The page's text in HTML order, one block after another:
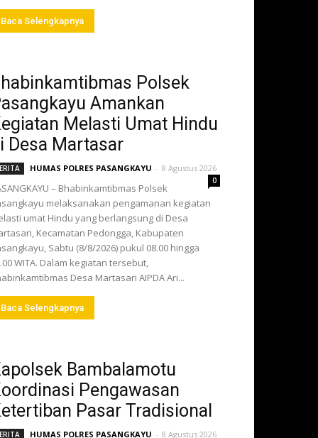
Baca Selengkapnya
Polsek
Amankan
Melasti Umat Hindu
Desa Martasar
HUMAS POLRES PASANGKAYU - 8 Agustus 2026
0
– Bhabinkamtibmas Polsek
melaksanakan pengamanan kegiatan
umat Hindu yang berlangsung di Desa
Kecamatan Pedongga, Kabupaten
Sabtu (8/8/2026) pukul 08.00 hingga
WITA. Dalam kegiatan tersebut,
Desa Martasari AIPDA Ari...
Baca Selengkapnya
Bambalamotu
Pengawasan
Pasar Tradisional
HUMAS POLRES PASANGKAYU - 8 Agustus 2026